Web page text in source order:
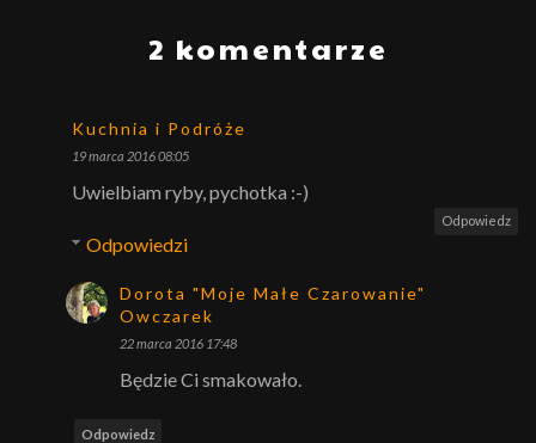
2 komentarze
Kuchnia i Podróże
19 marca 2016 08:05
Uwielbiam ryby, pychotka :-)
Odpowiedz
Odpowiedzi
Dorota "Moje Małe Czarowanie"
Owczarek
22 marca 2016 17:48
Będzie Ci smakowało.
Odpowiedz